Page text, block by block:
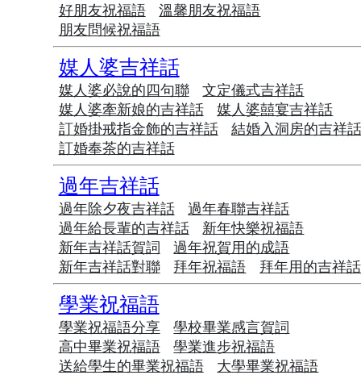
好朋友祝福語
溫馨朋友祝福語
朋友問候祝福語
媒人婆吉祥話
媒人婆必說的四句聯
文定儀式吉祥話
媒人婆牽新娘的吉祥話
媒人婆囍宴吉祥話
訂婚掛戒指金飾的吉祥話
結婚入洞房的吉祥
訂婚奉茶的吉祥話
過年吉祥話
過年除夕夜吉祥話
過年春聯吉祥話
過年給長輩的吉祥話
新年快樂祝福語
新年吉祥話賀詞
過年祝賀用的成語
新年吉祥話對聯
拜年祝福語 拜年用的吉祥話
學業祝福語
學業祝福語分享
學校畢業感言賀詞
高中畢業祝福語
學業進步祝福語
送給學生的畢業祝福語
大學畢業祝福語